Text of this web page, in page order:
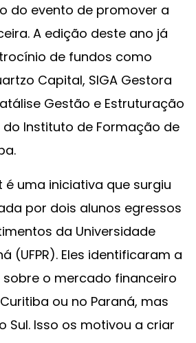
do evento de promover a
A edição deste ano já
de fundos como
Capital, SIGA Gestora
Gestão e Estruturação
do Instituto de Formação de
é uma iniciativa que surgiu
por dois alunos egressos
da Universidade
(UFPR). Eles identificaram a
o mercado financeiro
ou no Paraná, mas
Sul. Isso os motivou a criar